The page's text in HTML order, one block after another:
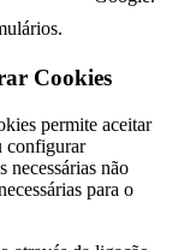
Cookies
permite aceitar
configurar
necessárias não
para o